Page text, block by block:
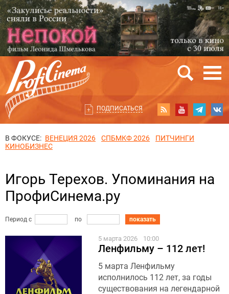
ПОДПИСАТЬСЯ
В ФОКУСЕ: ВЕНЕЦИЯ 2026 СПБМКФ 2026
ПИТЧИНГИ
КИНОБИЗНЕС
Игорь Терехов. Упоминания на
ПрофиСинема.ру
Период с по показать
5 марта 2026 10:00
Ленфильму – 112 лет!
5 марта Ленфильму
исполнилось 112 лет, за годы
существования на легендарной